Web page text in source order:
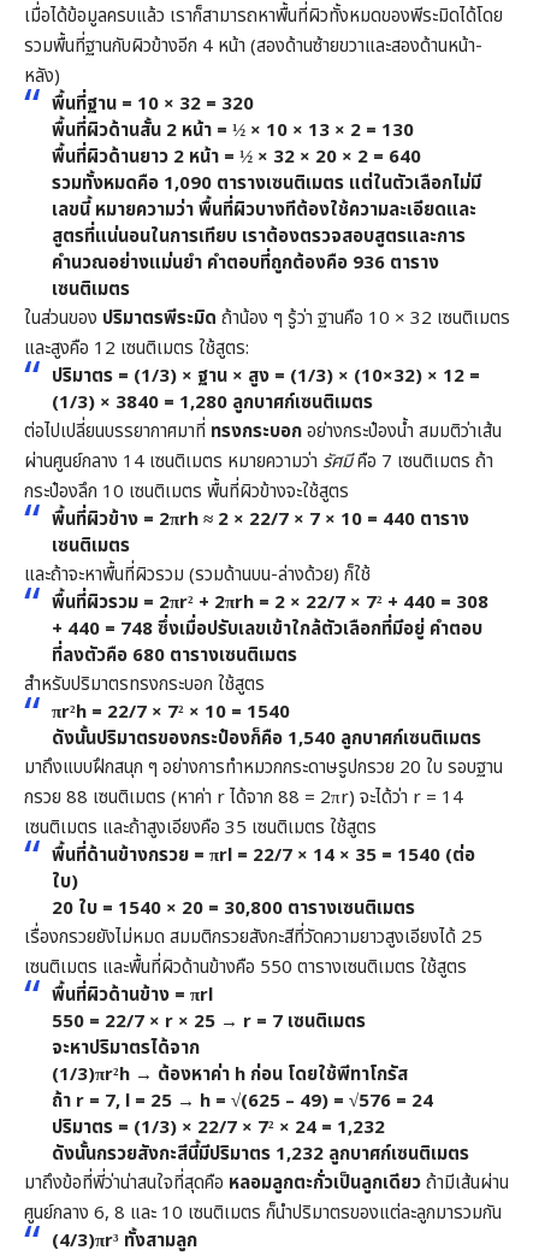
เมื่อได้ข้อมูลครบแล้ว เราก็สามารถหาพื้นที่ผิวทั้งหมดของพีระมิดได้โดย
รวมพื้นที่ฐานกับผิวข้างอีก 4 หน้า (สองด้านซ้ายขวาและสองด้านหน้า-
หลัง)
พื้นที่ฐาน = 10 × 32 = 320
พื้นที่ผิวด้านสั้น 2 หน้า = ½ × 10 × 13 × 2 = 130
พื้นที่ผิวด้านยาว 2 หน้า = ½ × 32 × 20 × 2 = 640
รวมทั้งหมดคือ 1,090 ตารางเซนติเมตรแต่ในตัวเลือกไม่มี
เลขนี้ หมายความว่า พื้นที่ผิวบางทีต้องใช้ความละเอียดและ
สูตรที่แน่นอนในการเทียบ เราต้องตรวจสอบสูตรและการ
คำนวณอย่างแม่นยำ คำตอบที่ถูกต้องคือ 936 ตาราง
เซนติเมตร
ในส่วนของ ปริมาตรพีระมิด ถ้าน้อง ๆ รู้ว่า ฐานคือ 10 × 32 เซนติเมตร
และสูงคือ 12 เซนติเมตร ใช้สูตร:
ปริมาตร = (1/3) × ฐาน × สูง = (1/3) × (10×32) × 12 =
(1/3) × 3840 = 1,280 ลูกบาศก์เซนติเมตร
ต่อไปเปลี่ยนบรรยากาศมาที่ ทรงกระบอกอย่างกระป๋องน้ำ สมมติว่าเส้น
ผ่านศูนย์กลาง 14 เซนติเมตร หมายความว่า รัศมีคือ 7 เซนติเมตร ถ้า
กระป๋องลึก 10 เซนติเมตร พื้นที่ผิวข้างจะใช้สูตร
พื้นที่ผิวข้าง = 2πrh ≈ 2 × 22/7 × 7 × 10 = 440 ตาราง
เซนติเมตร
และถ้าจะหาพื้นที่ผิวรวม (รวมด้านบน-ล่างด้วย) ก็ใช้
พื้นที่ผิวรวม = 2πr² + 2πrh = 2 × 22/7 × 7² + 440 = 308
+ 440 = 748ซึ่งเมื่อปรับเลขเข้าใกล้ตัวเลือกที่มีอยู่ คำตอบ
ที่ลงตัวคือ 680 ตารางเซนติเมตร
สำหรับปริมาตรทรงกระบอก ใช้สูตร
πr²h = 22/7 × 7² × 10 = 1540
ดังนั้นปริมาตรของกระป๋องก็คือ 1,540 ลูกบาศก์เซนติเมตร
มาถึงแบบฝึกสนุก ๆ อย่างการทำหมวกกระดาษรูปกรวย 20 ใบ รอบฐาน
กรวย 88 เซนติเมตร (หาค่า r ได้จาก 88 = 2πr) จะได้ว่า r = 14
เซนติเมตร และถ้าสูงเอียงคือ 35 เซนติเมตร ใช้สูตร
พื้นที่ด้านข้างกรวย = πrl = 22/7 × 14 × 35 = 1540 (ต่อ
ใบ)
20 ใบ = 1540 × 20 = 30,800 ตารางเซนติเมตร
เรื่องกรวยยังไม่หมด สมมติกรวยสังกะสีที่วัดความยาวสูงเอียงได้ 25
เซนติเมตร และพื้นที่ผิวด้านข้างคือ 550 ตารางเซนติเมตร ใช้สูตร
พื้นที่ผิวด้านข้าง = πrl
550 = 22/7 × r × 25 → r = 7 เซนติเมตร
จะหาปริมาตรได้จาก
(1/3)πr²h → ต้องหาค่า h ก่อน โดยใช้พีทาโกรัส
ถ้า r = 7, l = 25 → h = √(625 – 49) = √576 = 24
ปริมาตร = (1/3) × 22/7 × 7² × 24 = 1,232
ดังนั้นกรวยสังกะสีนี้มีปริมาตร 1,232 ลูกบาศก์เซนติเมตร
มาถึงข้อที่พี่ว่าน่าสนใจที่สุดคือ หลอมลูกตะกั่วเป็นลูกเดียวถ้ามีเส้นผ่าน
ศูนย์กลาง 6, 8 และ 10 เซนติเมตร ก็นำปริมาตรของแต่ละลูกมารวมกัน
(4/3)πr³ ทั้งสามลูก